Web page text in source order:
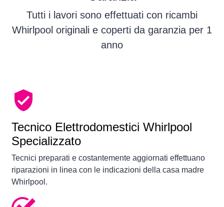
Tutti i lavori sono effettuati con ricambi
Whirlpool originali e coperti da garanzia per 1
anno
Tecnico Elettrodomestici Whirlpool
Specializzato
Tecnici preparati e costantemente aggiornati effettuano
riparazioni in linea con le indicazioni della casa madre
Whirlpool.